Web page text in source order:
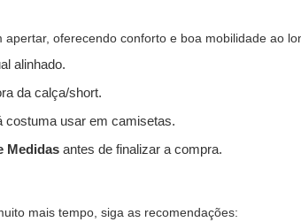
oferecendo conforto e boa mobilidade ao
alinhado.
da calça/short.
costuma usar em camisetas.
Medidas antes de finalizar a compra.
mais tempo, siga as recomendações: